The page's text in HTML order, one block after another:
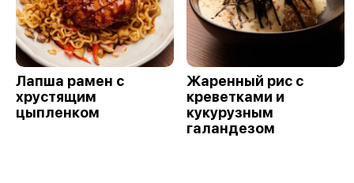
Лапша рамен с
хрустящим
цыпленком
Жаренный рис с
креветками и
кукурузным
галандезом